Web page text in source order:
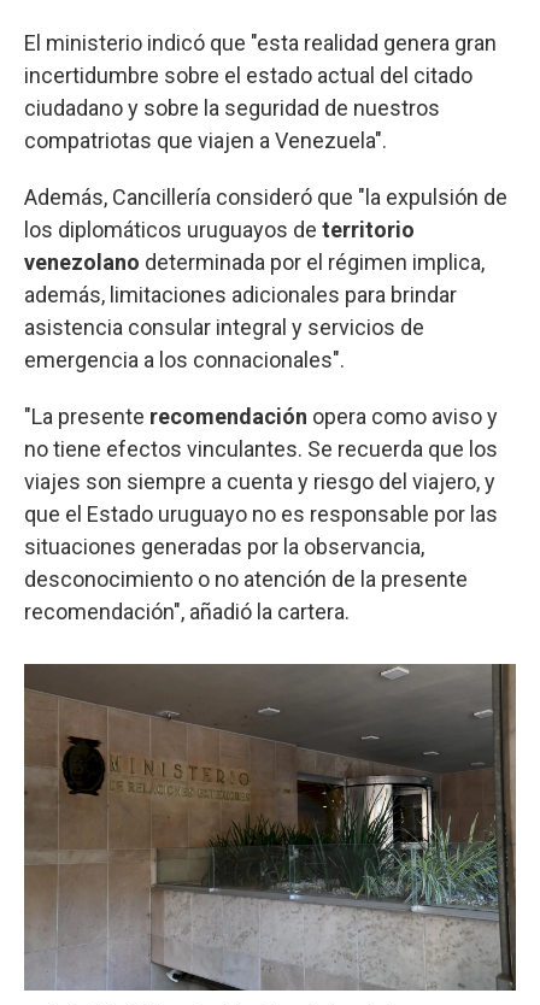
El ministerio indicó que "esta realidad genera gran
incertidumbre sobre el estado actual del citado
ciudadano y sobre la seguridad de nuestros
compatriotas que viajen a Venezuela".
Además, Cancillería consideró que "la expulsión de
los diplomáticos uruguayos de territorio
venezolano determinada por el régimen implica,
además, limitaciones adicionales para brindar
asistencia consular integral y servicios de
emergencia a los connacionales".
"La presente recomendación opera como aviso y
no tiene efectos vinculantes. Se recuerda que los
viajes son siempre a cuenta y riesgo del viajero, y
que el Estado uruguayo no es responsable por las
situaciones generadas por la observancia,
desconocimiento o no atención de la presente
recomendación", añadió la cartera.